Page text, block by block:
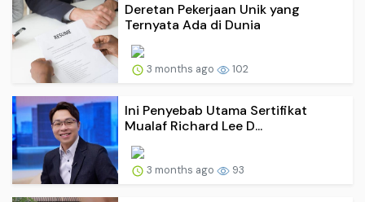
Deretan Pekerjaan Unik yang
Ternyata Ada di Dunia
3 months ago 102
Ini Penyebab Utama Sertifikat
Mualaf Richard Lee D...
3 months ago 93